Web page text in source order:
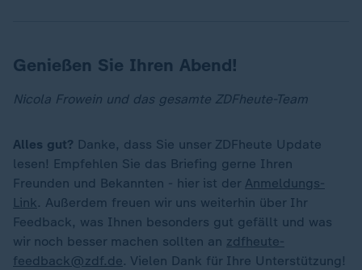
Genießen Sie Ihren Abend!
Nicola Frowein und das gesamte ZDFheute-Team
Alles gut? Danke, dass Sie unser ZDFheute Update
lesen! Empfehlen Sie das Briefing gerne Ihren
Freunden und Bekannten - hier ist der Anmeldungs-
Link. Außerdem freuen wir uns weiterhin über Ihr
Feedback, was Ihnen besonders gut gefällt und was
wir noch besser machen sollten an zdfheute-
feedback@zdf.de. Vielen Dank für Ihre Unterstützung!